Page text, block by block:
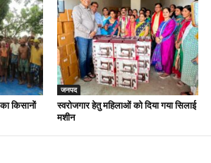
किसानों
जनपद
स्वरोजगार हेतु महिलाओं को दिया गया सिलाई
मशीन